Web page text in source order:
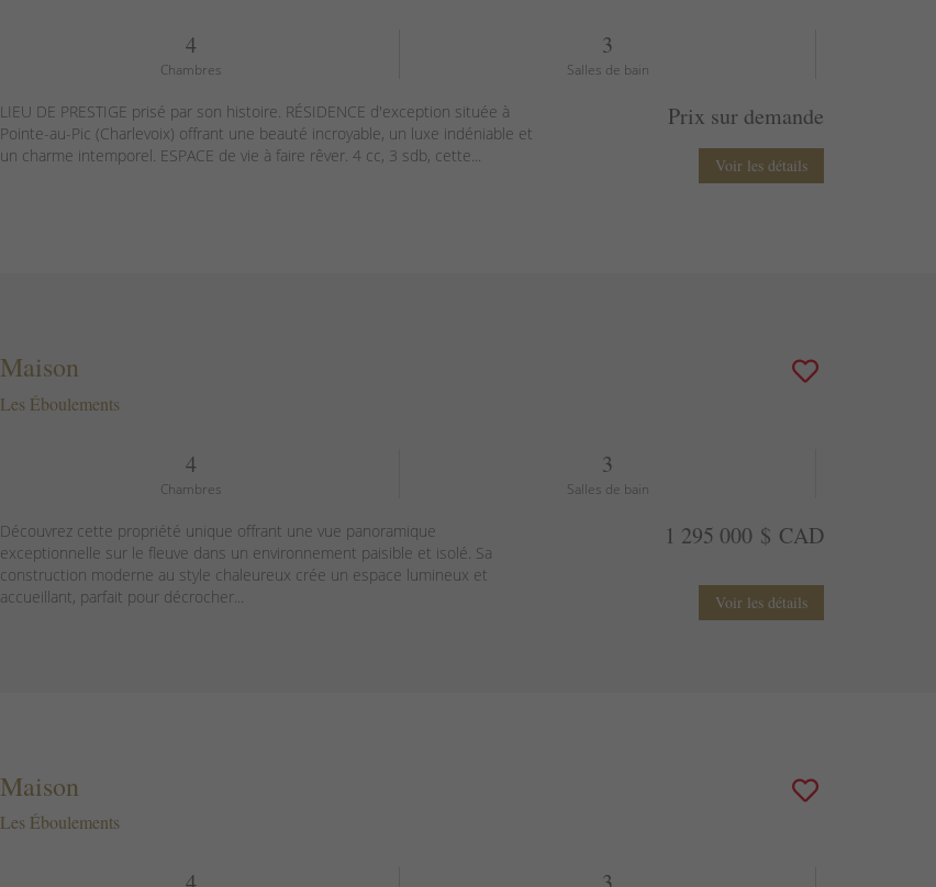
4
Chambres
3
Salles de bain
LIEU DE PRESTIGE prisé par son histoire. RÉSIDENCE d'exception située à
Pointe-au-Pic (Charlevoix) offrant une beauté incroyable, un luxe indéniable et
un charme intemporel. ESPACE de vie à faire rêver. 4 cc, 3 sdb, cette...
Prix sur demande
Voir les détails
Maison
Les Éboulements
4
Chambres
3
Salles de bain
Découvrez cette propriété unique offrant une vue panoramique
exceptionnelle sur le fleuve dans un environnement paisible et isolé. Sa
construction moderne au style chaleureux crée un espace lumineux et
accueillant, parfait pour décrocher...
1 295 000 $ CAD
Voir les détails
Maison
Les Éboulements